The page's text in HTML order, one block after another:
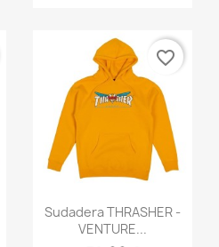
Vista rápida
Sudadera THRASHER -
VENTURE...
favorite_border